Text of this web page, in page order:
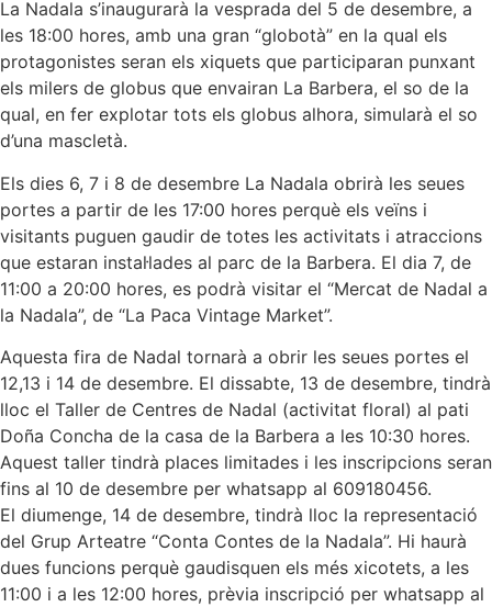
La Nadala s’inaugurarà la vesprada del 5 de desembre, a
les 18:00 hores, amb una gran “globotà” en la qual els
protagonistes seran els xiquets que participaran punxant
els milers de globus que envairan La Barbera, el so de la
qual, en fer explotar tots els globus alhora, simularà el so
d’una mascletà.
Els dies 6, 7 i 8 de desembre La Nadala obrirà les seues
portes a partir de les 17:00 hores perquè els veïns i
visitants puguen gaudir de totes les activitats i atraccions
que estaran instal·lades al parc de la Barbera. El dia 7, de
11:00 a 20:00 hores, es podrà visitar el “Mercat de Nadal a
la Nadala”, de “La Paca Vintage Market”.
Aquesta fira de Nadal tornarà a obrir les seues portes el
12,13 i 14 de desembre. El dissabte, 13 de desembre, tindrà
lloc el Taller de Centres de Nadal (activitat floral) al pati
Doña Concha de la casa de la Barbera a les 10:30 hores.
Aquest taller tindrà places limitades i les inscripcions seran
fins al 10 de desembre per whatsapp al 609180456.
El diumenge, 14 de desembre, tindrà lloc la representació
del Grup Arteatre “Conta Contes de la Nadala”. Hi haurà
dues funcions perquè gaudisquen els més xicotets, a les
11:00 i a les 12:00 hores, prèvia inscripció per whatsapp al